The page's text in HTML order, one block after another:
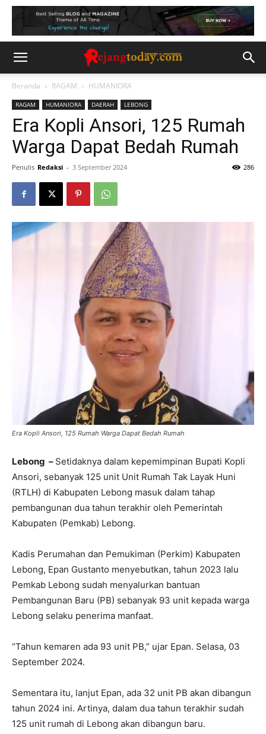
Beranda RAGAM HUMANIORA
RAGAM HUMANIORA DAERAH LEBONG
Era Kopli Ansori, 125 Rumah
Warga Dapat Bedah Rumah
Penulis Redaksi - 3 September 2024 286
Era Kopli Ansori, 125 Rumah Warga Dapat Bedah Rumah
Lebong – Setidaknya dalam kepemimpinan Bupati Kopli
Ansori, sebanyak 125 unit Unit Rumah Tak Layak Huni
(RTLH) di Kabupaten Lebong masuk dalam tahap
pembangunan dua tahun terakhir oleh Pemerintah
Kabupaten (Pemkab) Lebong.
Kadis Perumahan dan Pemukiman (Perkim) Kabupaten
Lebong, Epan Gustanto menyebutkan, tahun 2023 lalu
Pemkab Lebong sudah menyalurkan bantuan
Pembangunan Baru (PB) sebanyak 93 unit kepada warga
Lebong selaku penerima manfaat.
“Tahun kemaren ada 93 unit PB,” ujar Epan. Selasa, 03
September 2024.
Sementara itu, lanjut Epan, ada 32 unit PB akan dibangun
tahun 2024 ini. Artinya, dalam dua tahun terakhir sudah
125 unit rumah di Lebong akan dibangun baru.